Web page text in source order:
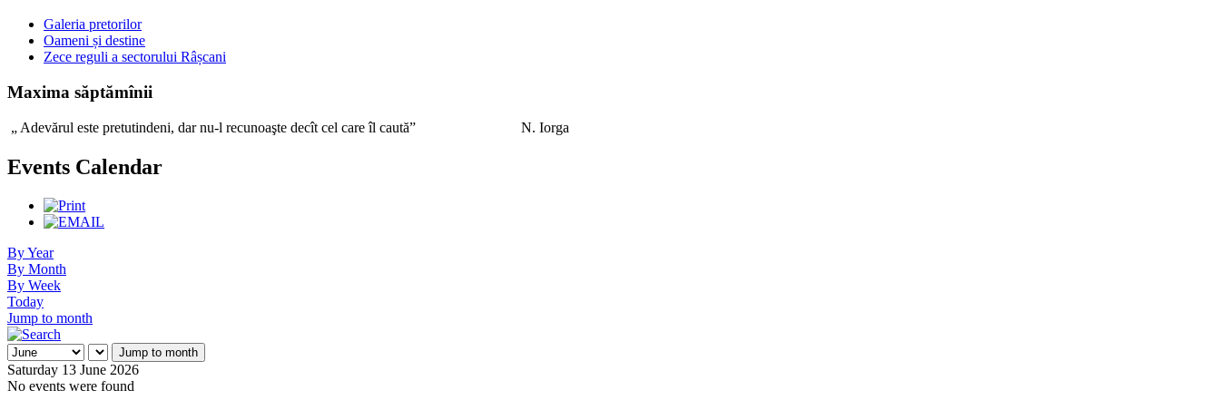
Galeria pretorilor
Oameni și destine
Zece reguli a sectorului Râșcani
Maxima săptămînii
„ Adevărul este pretutindeni, dar nu-l recunoaşte decît cel care îl caută” N. Iorga
Events Calendar
By Year
By Month
By Week
Today
Jump to month
Jump to month
Saturday 13 June 2026
No events were found